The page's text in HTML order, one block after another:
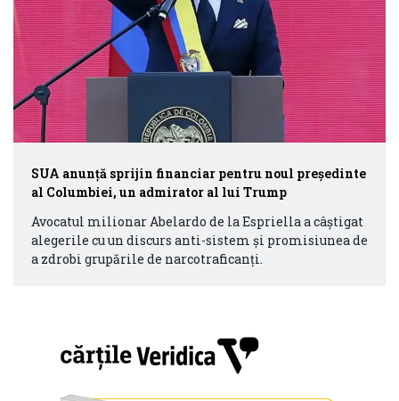
SUA anunţă sprijin financiar pentru noul preşedinte
al Columbiei, un admirator al lui Trump
Avocatul milionar Abelardo de la Espriella a câştigat
alegerile cu un discurs anti-sistem şi promisiunea de
a zdrobi grupările de narcotraficanţi.